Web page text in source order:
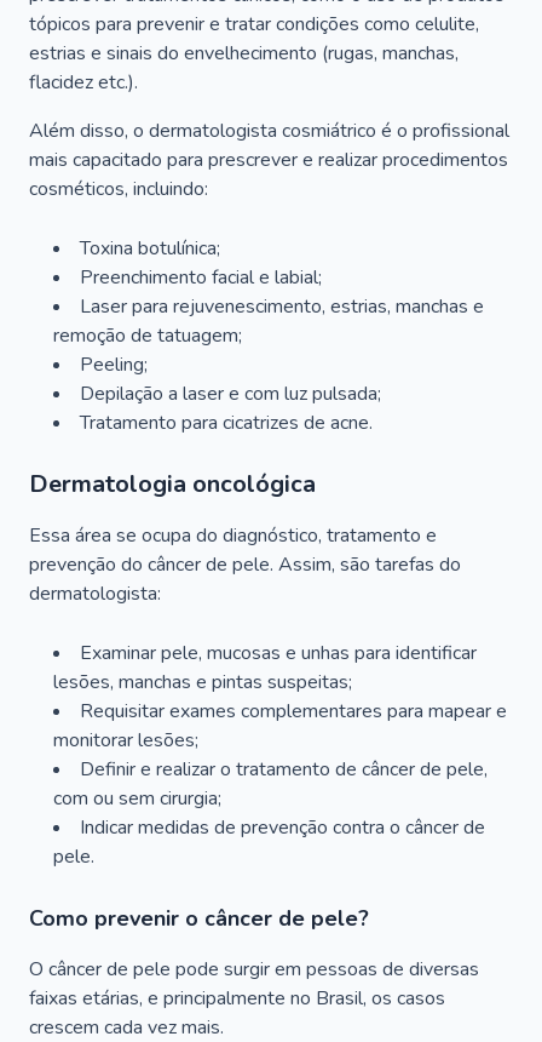
tópicos para prevenir e tratar condições como celulite,
estrias e sinais do envelhecimento (rugas, manchas,
flacidez etc.).
Além disso, o dermatologista cosmiátrico é o profissional
mais capacitado para prescrever e realizar procedimentos
cosméticos, incluindo:
Toxina botulínica;
Preenchimento facial e labial;
Laser para rejuvenescimento, estrias, manchas e
remoção de tatuagem;
Peeling;
Depilação a laser e com luz pulsada;
Tratamento para cicatrizes de acne.
Dermatologia oncológica
Essa área se ocupa do diagnóstico, tratamento e
prevenção do câncer de pele. Assim, são tarefas do
dermatologista:
Examinar pele, mucosas e unhas para identificar
lesões, manchas e pintas suspeitas;
Requisitar exames complementares para mapear e
monitorar lesões;
Definir e realizar o tratamento de câncer de pele,
com ou sem cirurgia;
Indicar medidas de prevenção contra o câncer de
pele.
Como prevenir o câncer de pele?
O câncer de pele pode surgir em pessoas de diversas
faixas etárias, e principalmente no Brasil, os casos
crescem cada vez mais.